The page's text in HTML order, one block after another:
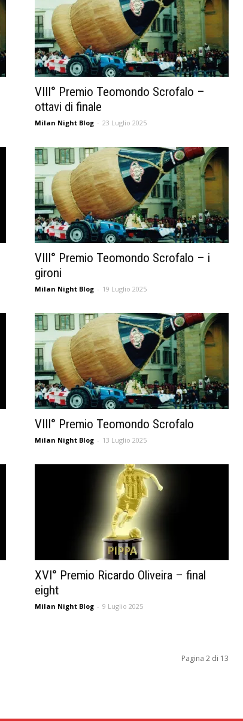
VIII° Premio Teomondo Scrofalo –
ottavi di finale
Milan Night Blog - 23 Luglio 2025
VIII° Premio Teomondo Scrofalo – i
gironi
Milan Night Blog - 19 Luglio 2025
VIII° Premio Teomondo Scrofalo
Milan Night Blog - 13 Luglio 2025
XVI° Premio Ricardo Oliveira – final
eight
Milan Night Blog - 9 Luglio 2025
Pagina 2 di 13